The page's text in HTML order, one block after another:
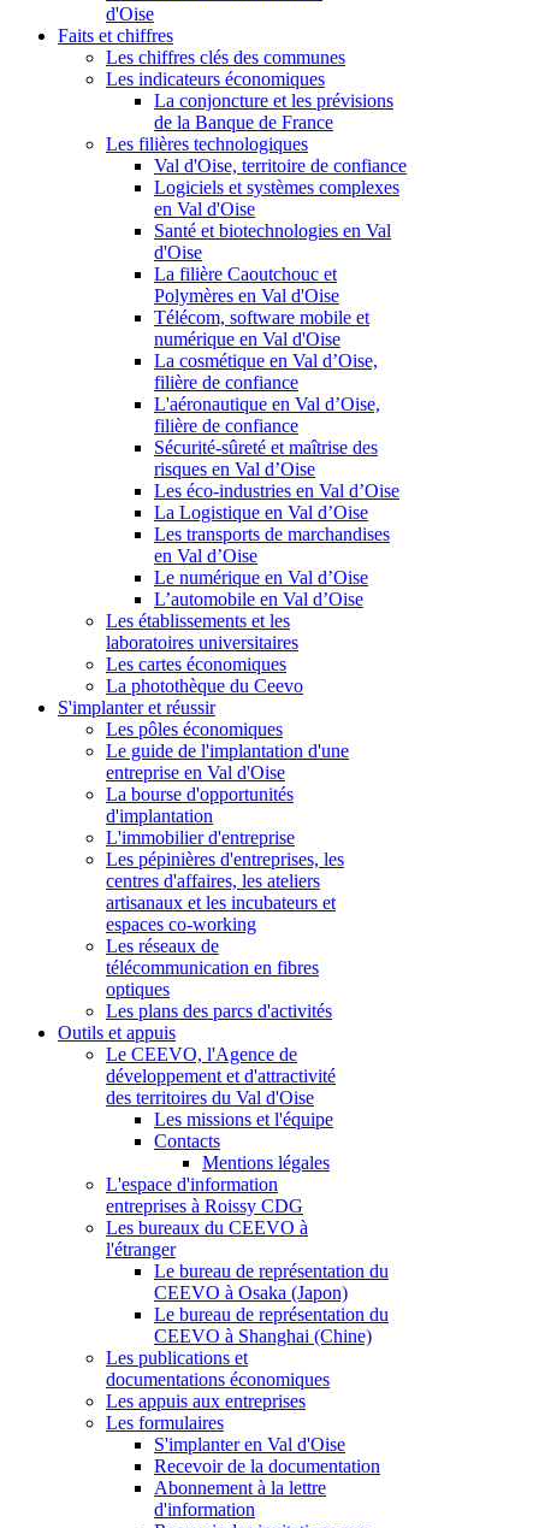
d'Oise
Faits et chiffres
Les chiffres clés des communes
Les indicateurs économiques
La conjoncture et les prévisions
de la Banque de France
Les filières technologiques
Val d'Oise, territoire de confiance
Logiciels et systèmes complexes
en Val d'Oise
Santé et biotechnologies en Val
d'Oise
La filière Caoutchouc et
Polymères en Val d'Oise
Télécom, software mobile et
numérique en Val d'Oise
La cosmétique en Val d’Oise,
filière de confiance
L'aéronautique en Val d’Oise,
filière de confiance
Sécurité-sûreté et maîtrise des
risques en Val d’Oise
Les éco-industries en Val d’Oise
La Logistique en Val d’Oise
Les transports de marchandises
en Val d’Oise
Le numérique en Val d’Oise
L’automobile en Val d’Oise
Les établissements et les
laboratoires universitaires
Les cartes économiques
La photothèque du Ceevo
S'implanter et réussir
Les pôles économiques
Le guide de l'implantation d'une
entreprise en Val d'Oise
La bourse d'opportunités
d'implantation
L'immobilier d'entreprise
Les pépinières d'entreprises, les
centres d'affaires, les ateliers
artisanaux et les incubateurs et
espaces co-working
Les réseaux de
télécommunication en fibres
optiques
Les plans des parcs d'activités
Outils et appuis
Le CEEVO, l'Agence de
développement et d'attractivité
des territoires du Val d'Oise
Les missions et l'équipe
Contacts
Mentions légales
L'espace d'information
entreprises à Roissy CDG
Les bureaux du CEEVO à
l'étranger
Le bureau de représentation du
CEEVO à Osaka (Japon)
Le bureau de représentation du
CEEVO à Shanghai (Chine)
Les publications et
documentations économiques
Les appuis aux entreprises
Les formulaires
S'implanter en Val d'Oise
Recevoir de la documentation
Abonnement à la lettre
d'information